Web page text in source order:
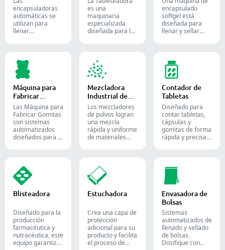
encapsuladoras
automáticas se
utilizan para
llenar
precisas de
polvos, gránulos,
pellets o líquidos
en la producción
farmacéutica y de
suplementos.
es una
maquinaria
especializada
diseñada para la
encapsulado
softgel está
diseñada para
llenar y sellar
cápsulas blandas
de gelatina.
Máquina para
Fabricar
Gomitas
Las Máquina para
Fabricar Gomitas
son sistemas
automatizados
diseñados para la
goma, destinados
tanto a la
industria de la
confitería como a
la farmacéutica.
Mezcladora
Industrial de
Polvos
Los mezcladores
de polvos logran
una mezcla
rápida y uniforme
de materiales
las industrias
farmacéutica,
alimentaria y
química.
Contador de
Tabletas
Diseñado para
contar tabletas,
cápsulas y
gomitas de forma
rápida y precisa.
farmacéutico con
soluciones de
conteo para
formas sólidas.
Blisteadora
Diseñado para la
producción
farmacéutica y
nutracéutica, este
equipo garantiza
Estuchadora
Crea una capa de
protección
adicional para su
producto y facilita
el proceso de
Envasadora de
Bolsas
Sistemas
automatizados de
llenado y sellado
de bolsas.
Dosifique con